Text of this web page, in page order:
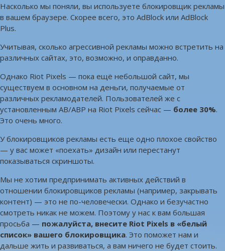
Насколько мы поняли, вы используете блокировщик рекламы
в вашем браузере. Скорее всего, это AdBlock или AdBlock
Plus.
Учитывая, сколько агрессивной рекламы можно встретить на
различных сайтах, это, возможно, и оправданно.
Однако Riot Pixels — пока ещё небольшой сайт, мы
существуем в основном на деньги, получаемые от
различных рекламодателей. Пользователей же с
установленным AB/ABP на Riot Pixels сейчас — более 30%.
Это очень много.
У блокировщиков рекламы есть еще одно плохое свойство
— у вас может «поехать» дизайн или перестанут
показываться скриншоты.
Мы не хотим предпринимать активных действий в
отношении блокировщиков рекламы (например, закрывать
контент) — это не по-человечески. Однако и безучастно
смотреть никак не можем. Поэтому у нас к вам большая
просьба — пожалуйста, внесите Riot Pixels в «белый
список» вашего блокировщика. Это поможет нам и
дальше жить и развиваться, а вам ничего не будет стоить.